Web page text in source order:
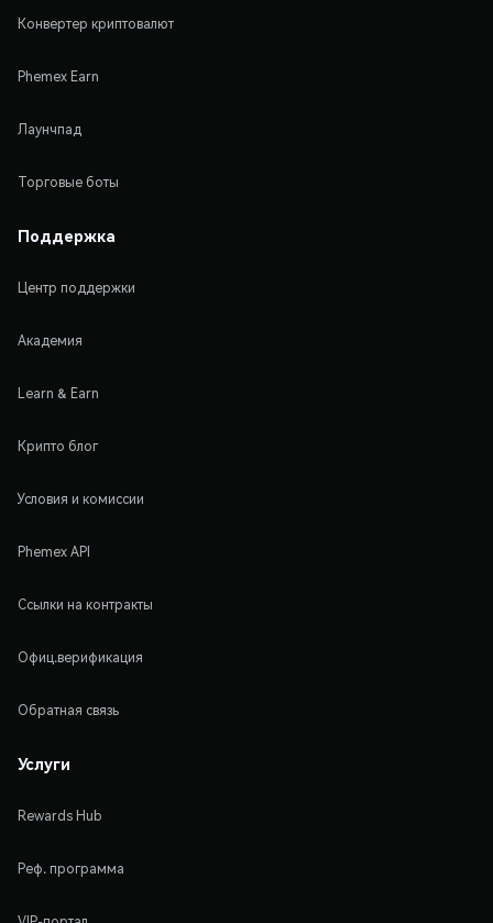
Конвертер криптовалют
Phemex Earn
Лаунчпад
Торговые боты
Поддержка
Центр поддержки
Академия
Learn & Earn
Крипто блог
Условия и комиссии
Phemex API
Ссылки на контракты
Офиц.верификация
Обратная связь
Услуги
Rewards Hub
Реф. программа